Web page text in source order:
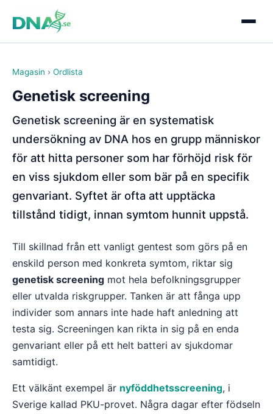
Magasin › Ordlista
Genetisk screening
Genetisk screening är en systematisk
undersökning av DNA hos en grupp människor
för att hitta personer som har förhöjd risk för
en viss sjukdom eller som bär på en specifik
genvariant. Syftet är ofta att upptäcka
tillstånd tidigt, innan symtom hunnit uppstå.
Till skillnad från ett vanligt gentest som görs på en
enskild person med konkreta symtom, riktar sig
genetisk screening mot hela befolkningsgrupper
eller utvalda riskgrupper. Tanken är att fånga upp
individer som annars inte hade haft anledning att
testa sig. Screeningen kan rikta in sig på en enda
genvariant eller på ett helt batteri av sjukdomar
samtidigt.
Ett välkänt exempel är nyföddhetsscreening, i
Sverige kallad PKU-provet. Några dagar efter födseln